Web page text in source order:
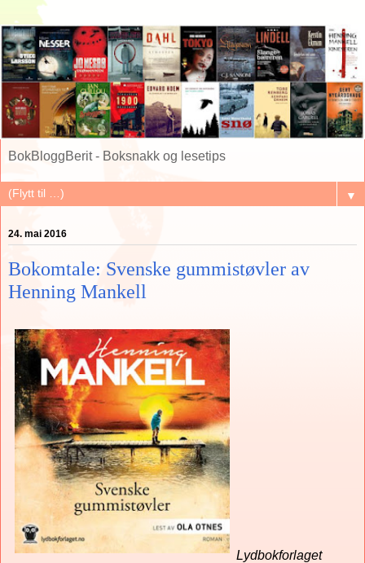
BokBloggBerit - Boksnakk og lesetips
▼
24. mai 2016
Bokomtale: Svenske gummistøvler av
Henning Mankell
Lydbokforlaget